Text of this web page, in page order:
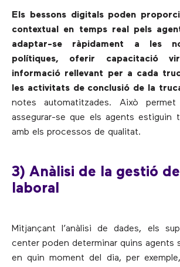
Els bessons digitals poden
contextual en temps real pels
adaptar-se ràpidament a les
polítiques, oferir capacitació
informació rellevant per a cada
les activitats de conclusió de la
notes automatitzades. Això permet
assegurar-se que els agents estiguin
amb els processos de qualitat.
3) Anàlisi de la gestió
laboral
Mitjançant l’anàlisi de dades, els
center poden determinar quins agents
en quin moment del dia, per